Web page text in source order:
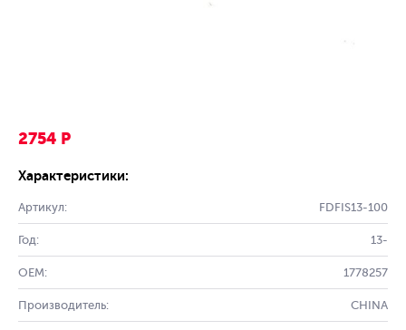
2754 Р
Характеристики:
Артикул: FDFIS13-100
Год: 13-
OEM: 1778257
Производитель: CHINA